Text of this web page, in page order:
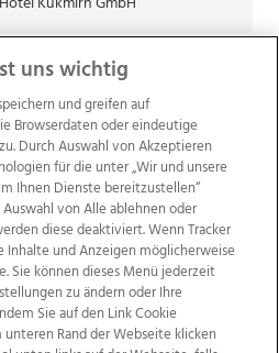
Kontakt Jobs
uns wichtig
und greifen auf
Browserdaten oder eindeutige
Durch Auswahl von Akzeptieren
für die unter „Wir und unsere
Ihnen Dienste bereitzustellen“
von Alle ablehnen oder
diese deaktiviert. Wenn Tracker
Inhalte und Anzeigen möglicherweise
Sie können dieses Menü jederzeit
zu ändern oder Ihre
Sie auf den Link Cookie
Rand der Webseite klicken